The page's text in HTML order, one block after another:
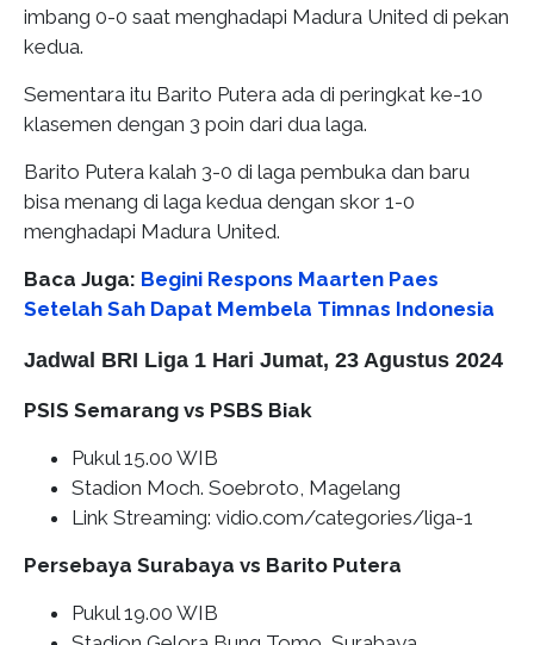
imbang 0-0 saat menghadapi Madura United di pekan
kedua.
Sementara itu Barito Putera ada di peringkat ke-10
klasemen dengan 3 poin dari dua laga.
Barito Putera kalah 3-0 di laga pembuka dan baru
bisa menang di laga kedua dengan skor 1-0
menghadapi Madura United.
Baca Juga: Begini Respons Maarten Paes
Setelah Sah Dapat Membela Timnas Indonesia
Jadwal BRI Liga 1 Hari Jumat, 23 Agustus 2024
PSIS Semarang vs PSBS Biak
Pukul 15.00 WIB
Stadion Moch. Soebroto, Magelang
Link Streaming: vidio.com/categories/liga-1
Persebaya Surabaya vs Barito Putera
Pukul 19.00 WIB